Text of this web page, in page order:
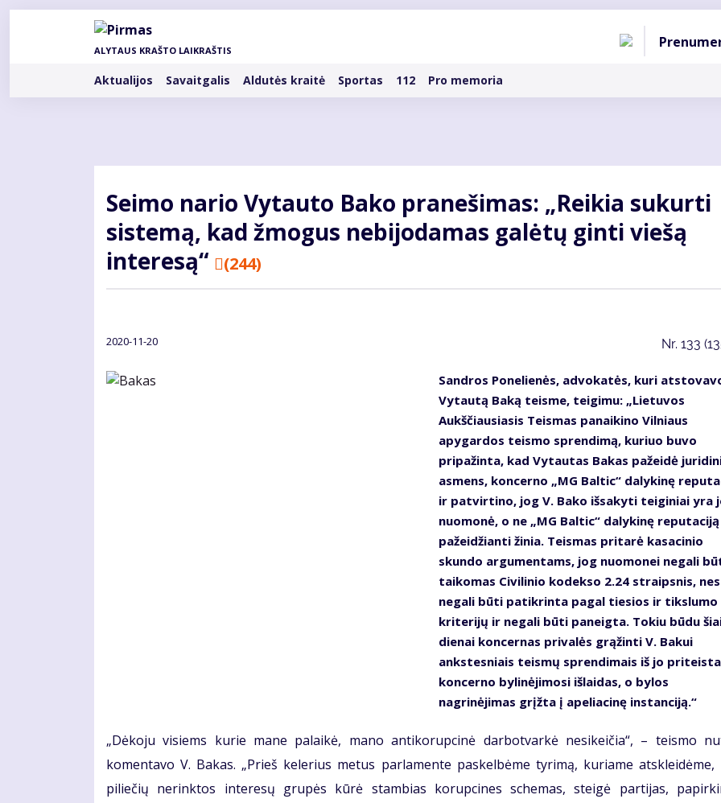
Pereiti
ALYTAUS KRAŠTO LAIKRAŠTIS
Rubrikos
Aktualijos Savaitgalis Aldutės kraitė Sportas 112 Pro memoria
Seimo nario Vytauto Bako pranešimas: „Reikia sukurti
sistemą, kad žmogus nebijodamas galėtų ginti viešą
interesą“
(244)
2020-11-20 Nr. 133
Sandros Ponelienės, advokatės, kuri
Vytautą Baką teisme, teigimu: „Lietuvos
Aukščiausiasis Teismas panaikino Vilniaus
apygardos teismo sprendimą, kuriuo buvo
pripažinta, kad Vytautas Bakas pažeidė
asmens, koncerno „MG Baltic“ dalykinę
ir patvirtino, jog V. Bako išsakyti teiginiai yra
nuomonė, o ne „MG Baltic“ dalykinę reputaciją
pažeidžianti žinia. Teismas pritarė kasacinio
skundo argumentams, jog nuomonei negali
taikomas Civilinio kodekso 2.24 straipsnis,
negali būti patikrinta pagal tiesios ir tikslumo
kriterijų ir negali būti paneigta. Tokiu būdu
dienai koncernas privalės grąžinti V. Bakui
ankstesniais teismų sprendimais iš jo
koncerno bylinėjimosi išlaidas, o bylos
nagrinėjimas grįžta į apeliacinę instanciją.“
„Dėkoju visiems kurie mane palaikė, mano antikorupcinė darbotvarkė nesikeičia“, – teismo
komentavo V. Bakas. „Prieš kelerius metus parlamente paskelbėme tyrimą, kuriame atskleidėme,
piliečių nerinktos interesų grupės kūrė stambias korupcines schemas, steigė partijas,